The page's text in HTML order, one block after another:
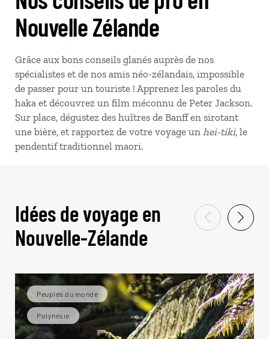
Nouvelle Zélande
Grâce aux bons conseils glanés auprès de nos
spécialistes et de nos amis néo-zélandais, impossible
de passer pour un touriste ! Apprenez les paroles du
haka et découvrez un film méconnu de Peter Jackson.
Sur place, dégustez des huîtres de Banff en sirotant
une bière, et rapportez de votre voyage un hei-tiki, le
pendentif traditionnel maori.
Idées de voyage en
Nouvelle-Zélande
Peuples du monde
Polynésie